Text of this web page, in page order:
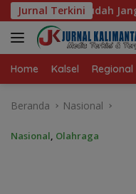
Langsung
ke
konten
Jurnal Terkini
2.751 Penerima
Home Kalsel Regional
Beranda Nasional
Nasional, Olahraga